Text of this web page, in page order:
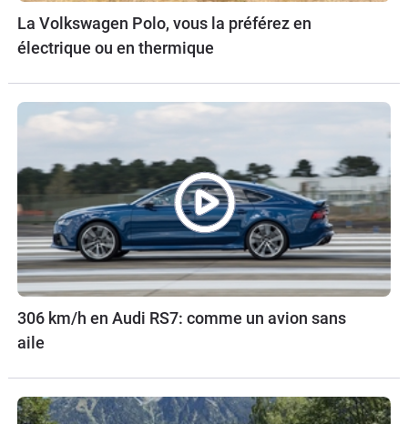
La Volkswagen Polo, vous la préférez en
électrique ou en thermique
306 km/h en Audi RS7: comme un avion sans
aile